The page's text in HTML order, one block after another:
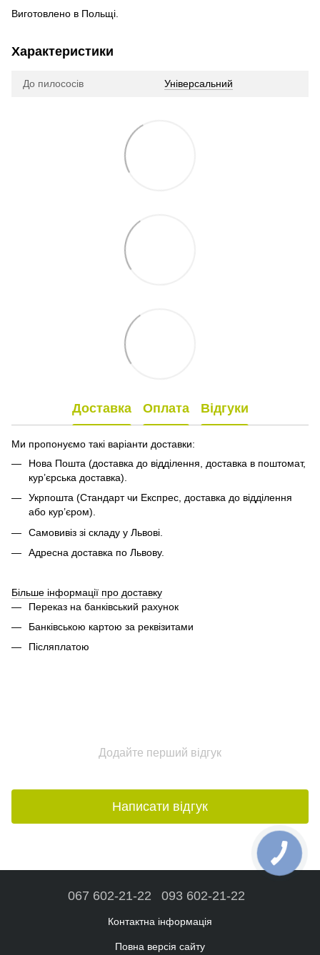
Виготовлено в Польщі.
Характеристики
До пилососів Універсальний
Доставка Оплата Відгуки
Ми пропонуємо такі варіанти доставки:
Нова Пошта (доставка до відділення, доставка в поштомат,
кур’єрська доставка).
Укрпошта (Стандарт чи Експрес, доставка до відділення
або кур’єром).
Самовивіз зі складу у Львові.
Адресна доставка по Львову.
Більше інформації про доставку
Переказ на банківський рахунок
Банківською картою за реквізитами
Післяплатою
Додайте перший відгук
Написати відгук
067 602-21-22 093 602-21-22
Контактна інформація
Повна версія сайту